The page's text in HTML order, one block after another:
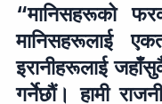
“मानिसहरूको
मानिसहरूलाई
इरानीहरूलाई
गर्नेछौं। हामी